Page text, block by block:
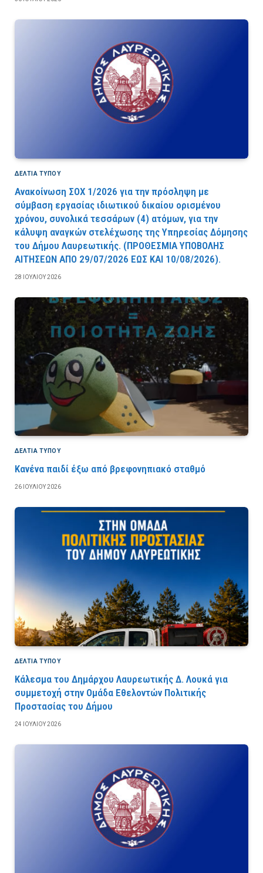
ΔΕΛΤΙΑ ΤΥΠΟΥ
Ανακοίνωση ΣΟΧ 1/2026 για την πρόσληψη με
σύμβαση εργασίας ιδιωτικού δικαίου ορισμένου
χρόνου, συνολικά τεσσάρων (4) ατόμων, για την
κάλυψη αναγκών στελέχωσης της Υπηρεσίας Δόμησης
του Δήμου Λαυρεωτικής. (ΠPOΘEΣMIA YΠOBOΛHΣ
AITHΣEΩN AΠO 29/07/2026 EΩΣ KAI 10/08/2026).
28 ΙΟΥΛΊΟΥ 2026
ΔΕΛΤΙΑ ΤΥΠΟΥ
Κανένα παιδί έξω από βρεφονηπιακό σταθμό
26 ΙΟΥΛΊΟΥ 2026
ΔΕΛΤΙΑ ΤΥΠΟΥ
Κάλεσμα του Δημάρχου Λαυρεωτικής Δ. Λουκά για
συμμετοχή στην Ομάδα Εθελοντών Πολιτικής
Προστασίας του Δήμου
24 ΙΟΥΛΊΟΥ 2026